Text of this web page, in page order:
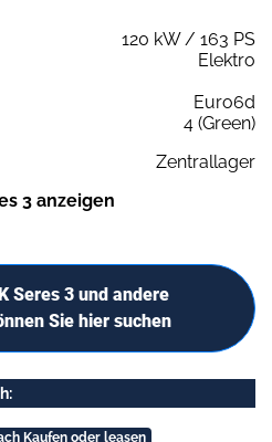
120 kW / 163 PS
Elektro
Euro6d
4 (Green)
Zentrallager
3 anzeigen
Seres 3 und andere
Sie hier suchen
Kaufen oder leasen